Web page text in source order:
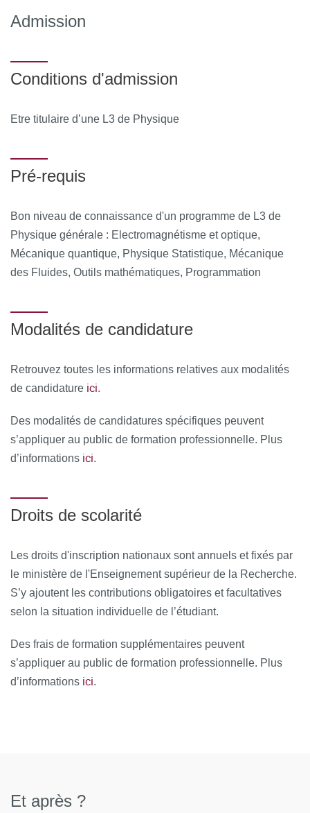
Systèmes complexes et matière active
Physique non linéaire et systèmes dynamiques
Matériaux innovants et nanophysique
Physique quantique avancée
Thématique Physique des deux infinis :
Astrophysique
Introduction à la relativité générale
Plasma
Théorie des champs
Dispositifs semi-conducteurs
Traitement du signal
Admission
Conditions d'admission
Etre titulaire d’une L3 de Physique
Pré-requis
Bon niveau de connaissance d'un programme de L3 de
Physique générale : Electromagnétisme et optique,
Mécanique quantique, Physique Statistique, Mécanique
des Fluides, Outils mathématiques, Programmation
Modalités de candidature
Retrouvez toutes les informations relatives aux modalités
de candidature ici.
Des modalités de candidatures spécifiques peuvent
s’appliquer au public de formation professionnelle. Plus
d’informations ici.
Droits de scolarité
Les droits d'inscription nationaux sont annuels et fixés par
le ministère de l'Enseignement supérieur de la Recherche.
S’y ajoutent les contributions obligatoires et facultatives
selon la situation individuelle de l’étudiant.
Des frais de formation supplémentaires peuvent
s’appliquer au public de formation professionnelle. Plus
d’informations ici.
Et après ?